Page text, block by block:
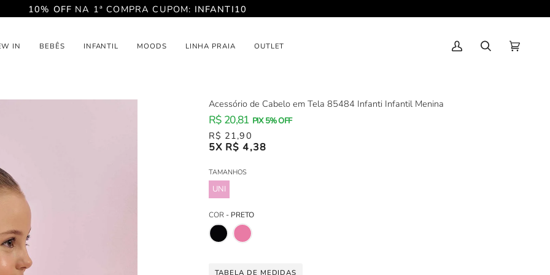
10% OFF NA 1ª COMPRA CUPOM: INFANTI10
IN BEBÊS INFANTIL MOODS LINHA PRAIA OUTLET
Minha
PesquisarCarrinho
Acessório de Cabelo em Tela 85484 Infanti Infantil Menina
R$ 20,81 PIX 5% OFF
R$ 21,90
5X R$ 4,38
TAMANHOS
Tamanhos
UNI
COR -PRETO
Cor
TABELA DE MEDIDAS